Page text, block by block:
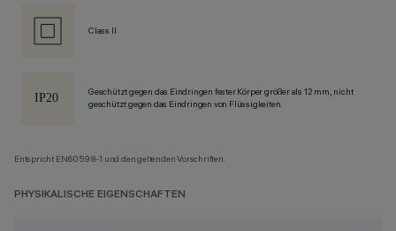
Class II
Geschützt gegen das Eindringen fester Körper größer als 12 mm, nicht
geschützt gegen das Eindringen von Flüssigkeiten.
Entspricht EN60598-1 und den geltenden Vorschriften.
PHYSIKALISCHE EIGENSCHAFTEN